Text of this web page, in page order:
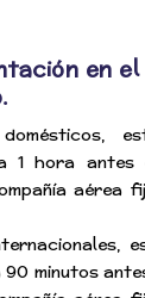
en el
1 hora antes
aérea
minutos